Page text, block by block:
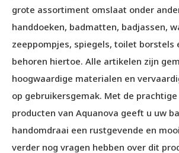
grote assortiment omslaat onder
handdoeken, badmatten, badjassen,
zeeppompjes, spiegels, toilet borstels
behoren hiertoe. Alle artikelen zijn
hoogwaardige materialen en
op gebruikersgemak. Met de
producten van Aquanova geeft u uw
handomdraai een rustgevende en
verder nog vragen hebben over dit